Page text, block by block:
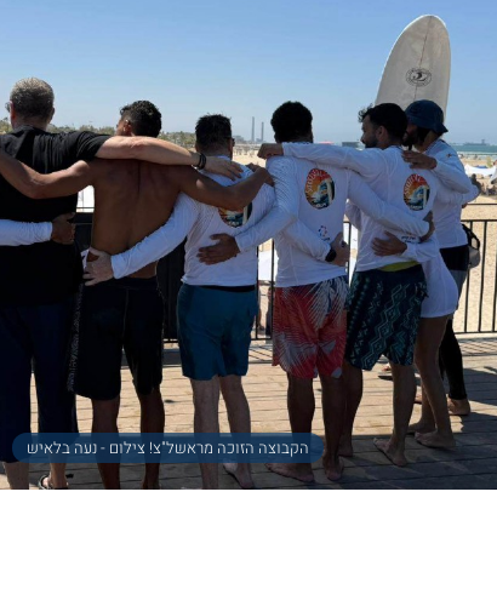
הקבוצה הזוכה מראשל"צ! צילום - נעה בלאיש